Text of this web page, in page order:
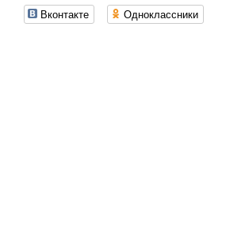
Вконтакте Одноклассники